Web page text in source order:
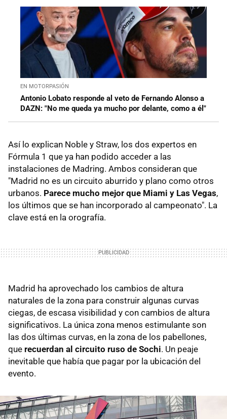
EN MOTORPASIÓN
Antonio Lobato responde al veto de Fernando Alonso a
DAZN: "No me queda ya mucho por delante, como a él"
Así lo explican Noble y Straw, los dos expertos en
Fórmula 1 que ya han podido acceder a las
instalaciones de Madring. Ambos consideran que
"Madrid no es un circuito aburrido y plano como otros
urbanos. Parece mucho mejor que Miami y Las Vegas,
los últimos que se han incorporado al campeonato". La
clave está en la orografía.
Madrid ha aprovechado los cambios de altura
naturales de la zona para construir algunas curvas
ciegas, de escasa visibilidad y con cambios de altura
significativos. La única zona menos estimulante son
las dos últimas curvas, en la zona de los pabellones,
que recuerdan al circuito ruso de Sochi. Un peaje
inevitable que había que pagar por la ubicación del
evento.